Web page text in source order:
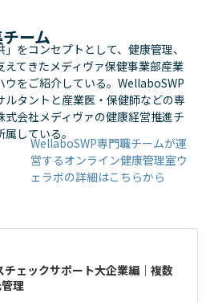
ーム
」をコンセプトとして、健康管理、
てきたメディヴァ保健事業部産業
をご紹介している。WellaboSWP
タントと産業医・保健師などの専
会社メディヴァの健康経営推進チ
している。
WellaboSWP専門職チームが運
営するオンライン健康管理室ウ
ェラボの詳細はこちらから
ェックサポート大企業編｜複数
理